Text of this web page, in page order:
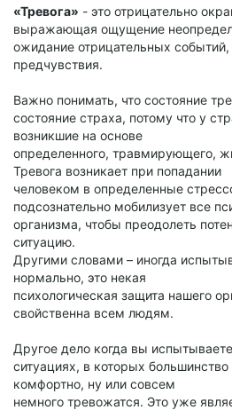
«Тревога» - это отрицательно
выражающая ощущение
ожидание отрицательных
предчувствия.
Важно понимать, что состояние
состояние страха, потому что у
возникшие на основе
определенного, травмирующего,
Тревога возникает при попадании
человеком в определенные
подсознательно мобилизует все
организма, чтобы преодолеть
ситуацию.
Другими словами – иногда
нормально, это некая
психологическая защита нашего
свойственна всем людям.
Другое дело когда вы
ситуациях, в которых большинство
комфортно, ну или совсем
немного тревожатся. Это уже